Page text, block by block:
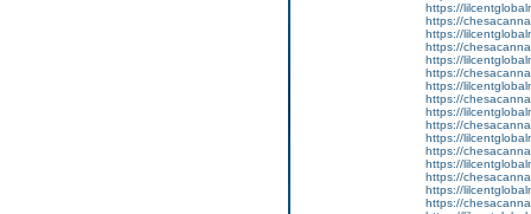
https://
https://
https://
https://
https://
https://
https://
https://
https://
https://
https://
https://
https://
https://
https://
https://